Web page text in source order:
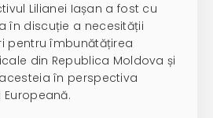
Lilianei Iașan a fost cu
în discuție a necesității
pentru îmbunătățirea
din Republica Moldova și
în perspectiva